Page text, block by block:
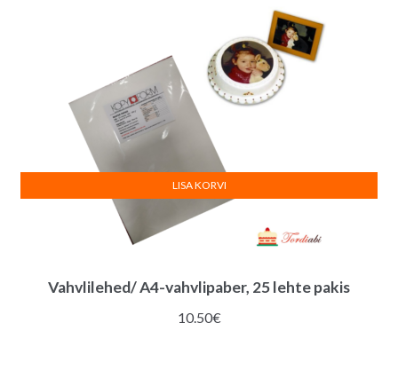
Vahvlilehed/ A4-vahvlipaber, 25 lehte pakis
10.50€
LISA KORVI